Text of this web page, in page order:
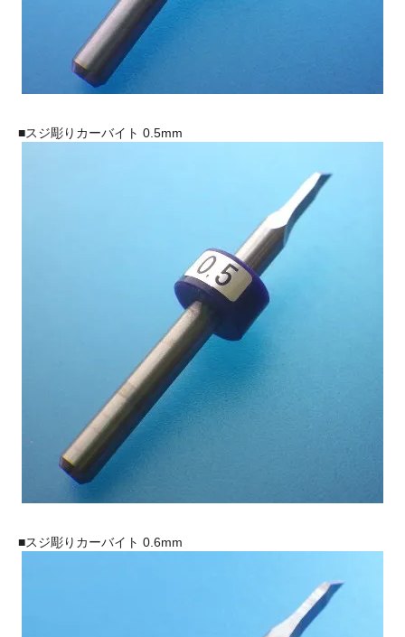
■スジ彫りカーバイト 0.5mm
■スジ彫りカーバイト 0.6mm